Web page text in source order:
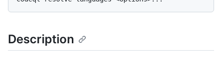
Description